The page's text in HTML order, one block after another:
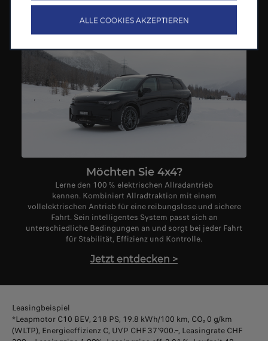
Möchten Sie 4x4?
Lerne den 100 % elektrischen Allradantrieb
kennen. Kombiniert Allradtraktion mit einem
vollelektrischen Antrieb für eine reibungslose und sichere
Fahrt. Sein intelligentes System passt sich an
unterschiedliche Bedingungen an und sorgt bei jeder Fahrt
für Stabilität, Effizienz und Kontrolle.
Jetzt entdecken >
Leasingbeispiel
*Leapmotor C10 BEV, 218 PS, 19.8 kWh/100 km, CO₂ 0 g/km
(WLTP), Energieeffizienz C, UVP CHF 37'900.–, Leasingrate CHF
ALLE COOKIES AKZEPTIEREN